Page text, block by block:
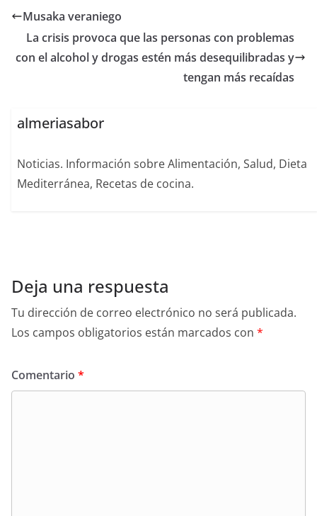
Musaka veraniego
La crisis provoca que las personas con problemas
con el alcohol y drogas estén más desequilibradas y
tengan más recaídas
almeriasabor
Noticias. Información sobre Alimentación, Salud, Dieta
Mediterránea, Recetas de cocina.
Deja una respuesta
Tu dirección de correo electrónico no será publicada.
Los campos obligatorios están marcados con *
Comentario *